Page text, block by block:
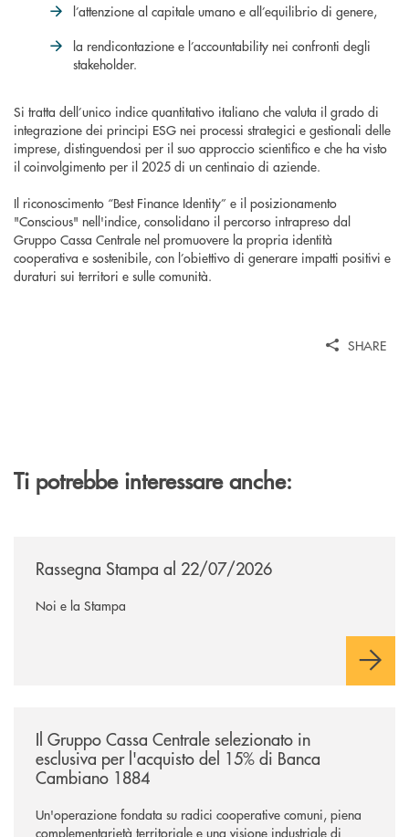
l’attenzione al capitale umano e all’equilibrio di genere,
la rendicontazione e l’accountability nei confronti degli
stakeholder.
Si tratta dell’unico indice quantitativo italiano che valuta il grado di
integrazione dei principi ESG nei processi strategici e gestionali delle
imprese, distinguendosi per il suo approccio scientifico e che ha visto
il coinvolgimento per il 2025 di un centinaio di aziende.
Il riconoscimento “Best Finance Identity” e il posizionamento
"Conscious" nell'indice, consolidano il percorso intrapreso dal
Gruppo Cassa Centrale nel promuovere la propria identità
cooperativa e sostenibile, con l’obiettivo di generare impatti positivi e
duraturi sui territori e sulle comunità.
SHARE
Ti potrebbe interessare anche:
Rassegna Stampa al 22/07/2026
Noi e la Stampa
Il Gruppo Cassa Centrale selezionato in
esclusiva per l'acquisto del 15% di Banca
Cambiano 1884
Un'operazione fondata su radici cooperative comuni, piena
complementarietà territoriale e una visione industriale di